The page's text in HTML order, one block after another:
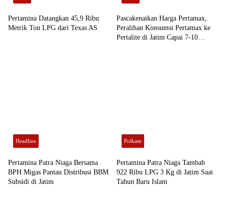
Pertamina Datangkan 45,9 Ribu
Pascakenaikan Harga Pertamax,
Peralihan Konsumsi Pertamax ke
Pertalite di Jatim Capai 7-10
Headline
Pertamina Patra Niaga Bersama
BPH Migas Pantau Distribusi BBM
Subsidi di Jatim
Polkam
Pertamina Patra Niaga Tambah
922 Ribu LPG 3 Kg di Jatim Saat
Tahun Baru Islam